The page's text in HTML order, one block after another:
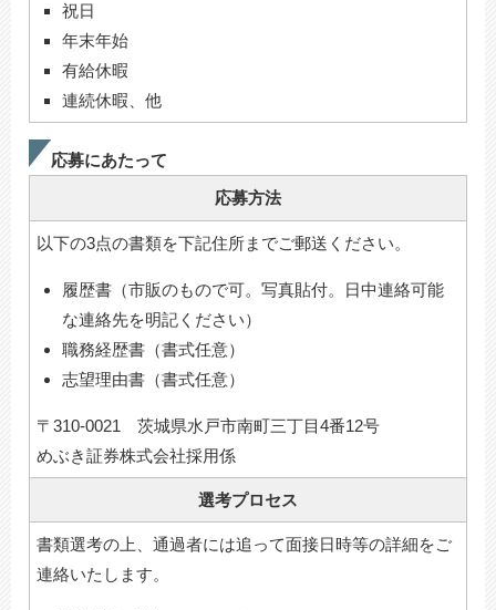
祝日
年末年始
有給休暇
連続休暇、他
応募にあたって
応募方法
以下の3点の書類を下記住所までご郵送ください。
履歴書（市販のもので可。写真貼付。日中連絡可能
な連絡先を明記ください）
職務経歴書（書式任意）
志望理由書（書式任意）
〒310-0021 茨城県水戸市南町三丁目4番12号
めぶき証券株式会社採用係
選考プロセス
書類選考の上、通過者には追って面接日時等の詳細をご
連絡いたします。